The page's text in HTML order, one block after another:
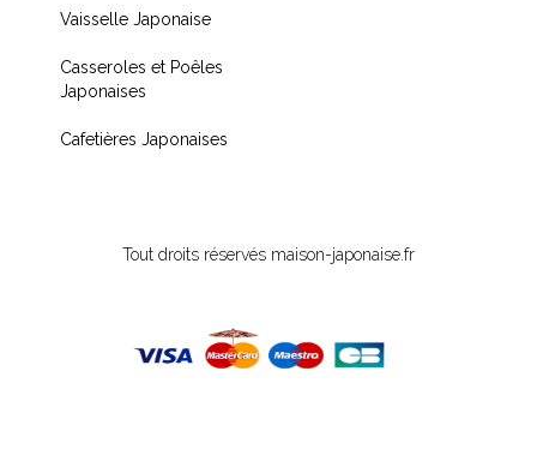
Vaisselle Japonaise
Casseroles et Poêles
Japonaises
Cafetières Japonaises
Tout droits réservés maison-japonaise.fr